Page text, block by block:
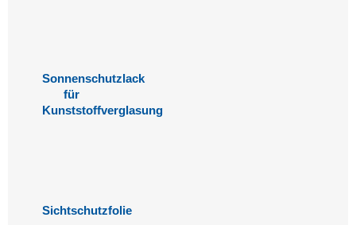
Sonnenschutzlack
für
Kunststoffverglasung
Sichtschutzfolie